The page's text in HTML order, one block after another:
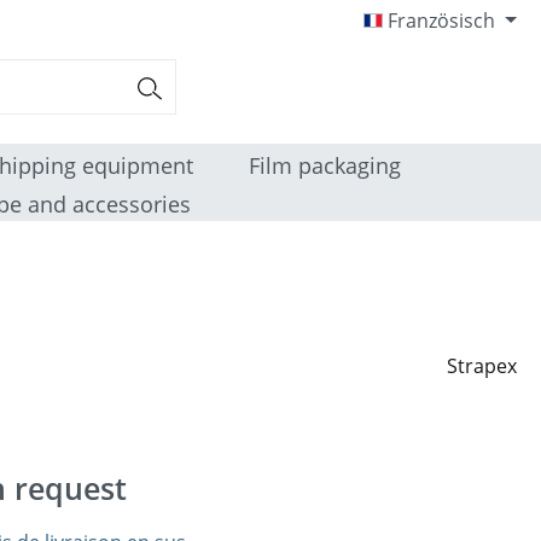
Französisch
equipment
Film packaging
and accessories
Strapex
request